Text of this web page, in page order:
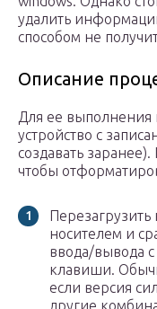
удалить
способом не
Описание
Для ее выполнения
устройство с
создавать
чтобы
носителем и
ввода/вывода
клавиши.
если версия
другие